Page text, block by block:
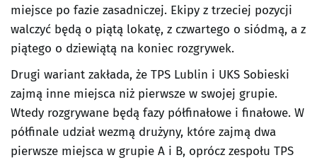
miejsce po fazie zasadniczej. Ekipy z trzeciej pozycji
walczyć będą o piątą lokatę, z czwartego o siódmą, a z
piątego o dziewiątą na koniec rozgrywek.
Drugi wariant zakłada, że TPS Lublin i UKS Sobieski
zajmą inne miejsca niż pierwsze w swojej grupie.
Wtedy rozgrywane będą fazy półfinałowe i finałowe. W
półfinale udział wezmą drużyny, które zajmą dwa
pierwsze miejsca w grupie A i B, oprócz zespołu TPS